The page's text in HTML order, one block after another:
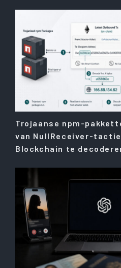
Trojaanse npm-
van NullReceiver-
Blockchain te